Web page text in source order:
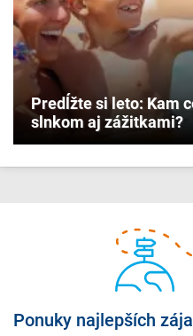
Predĺžte si leto: Kam
slnkom aj zážitkami?
Ponuky najlepších